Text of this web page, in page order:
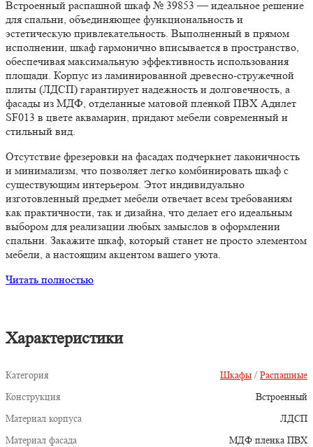
Встроенный распашной шкаф № 39853 — идеальное решение
для спальни, объединяющее функциональность и
эстетическую привлекательность. Выполненный в прямом
исполнении, шкаф гармонично вписывается в пространство,
обеспечивая максимальную эффективность использования
площади. Корпус из ламинированной древесно-стружечной
плиты (ЛДСП) гарантирует надежность и долговечность, а
фасады из МДФ, отделанные матовой пленкой ПВХ Адилет
SF013 в цвете аквамарин, придают мебели современный и
стильный вид.
Отсутствие фрезеровки на фасадах подчеркнет лаконичность
и минимализм, что позволяет легко комбинировать шкаф с
существующим интерьером. Этот индивидуально
изготовленный предмет мебели отвечает всем требованиям
как практичности, так и дизайна, что делает его идеальным
выбором для реализации любых замыслов в оформлении
спальни. Закажите шкаф, который станет не просто элементом
мебели, а настоящим акцентом вашего уюта.
Читать полностью
Характеристики
Категория Шкафы / Распашные
Конструкция
Встроенный
Материал корпуса
ЛДСП
Материал фасада
МДФ пленка ПВХ